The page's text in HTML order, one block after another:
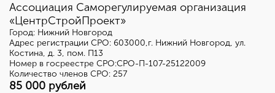
Ассоциация Саморегулируемая организация
«ЦентрСтройПроект»
Город: Нижний Новгород
Адрес регистрации СРО: 603000,г. Нижний Новгород, ул.
Костина, д. 3, пом. П13
Номер в госреестре СРО:СРО-П-107-25122009
Количество членов СРО: 257
85 000 рублей